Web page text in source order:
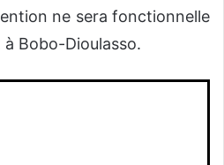
ne sera fonctionnelle
à Bobo-Dioulasso.